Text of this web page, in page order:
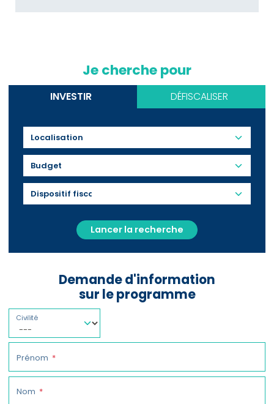
Je cherche pour
INVESTIR DÉFISCALISER
Budget
Lancer la recherche
Demande d'information
sur le programme
Civilité
Prénom
Nom